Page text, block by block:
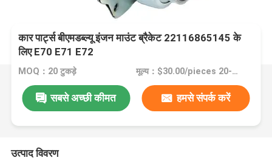
कार पार्ट्स बीएमडब्ल्यू इंजन माउंट ब्रैकेट 22116865145 के
लिए E70 E71 E72
MOQ：20 टुकड़े मूल्य：$30.00/pieces 20-199 pieces
सबसे अच्छी कीमत हमसे संपर्क करें
उत्पाद विवरण